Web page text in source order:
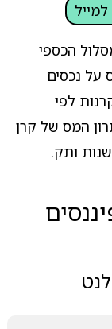
הכספי
על נכסים
לפי
המס של קרן